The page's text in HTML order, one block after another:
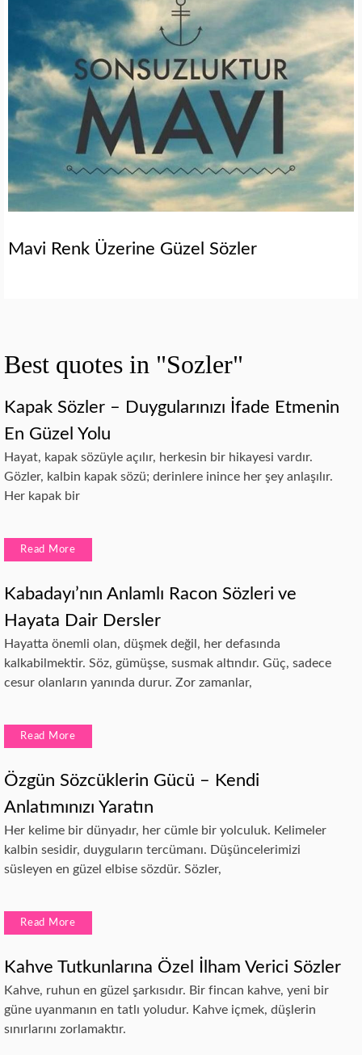
Mavi Renk Üzerine Güzel Sözler
Best quotes in "Sozler"
Kapak Sözler – Duygularınızı İfade Etmenin
En Güzel Yolu
Hayat, kapak sözüyle açılır, herkesin bir hikayesi vardır.
Gözler, kalbin kapak sözü; derinlere inince her şey anlaşılır.
Her kapak bir
Read More
Kabadayı’nın Anlamlı Racon Sözleri ve
Hayata Dair Dersler
Hayatta önemli olan, düşmek değil, her defasında
kalkabilmektir. Söz, gümüşse, susmak altındır. Güç, sadece
cesur olanların yanında durur. Zor zamanlar,
Read More
Özgün Sözcüklerin Gücü – Kendi
Anlatımınızı Yaratın
Her kelime bir dünyadır, her cümle bir yolculuk. Kelimeler
kalbin sesidir, duyguların tercümanı. Düşüncelerimizi
süsleyen en güzel elbise sözdür. Sözler,
Read More
Kahve Tutkunlarına Özel İlham Verici Sözler
Kahve, ruhun en güzel şarkısıdır. Bir fincan kahve, yeni bir
güne uyanmanın en tatlı yoludur. Kahve içmek, düşlerin
sınırlarını zorlamaktır.